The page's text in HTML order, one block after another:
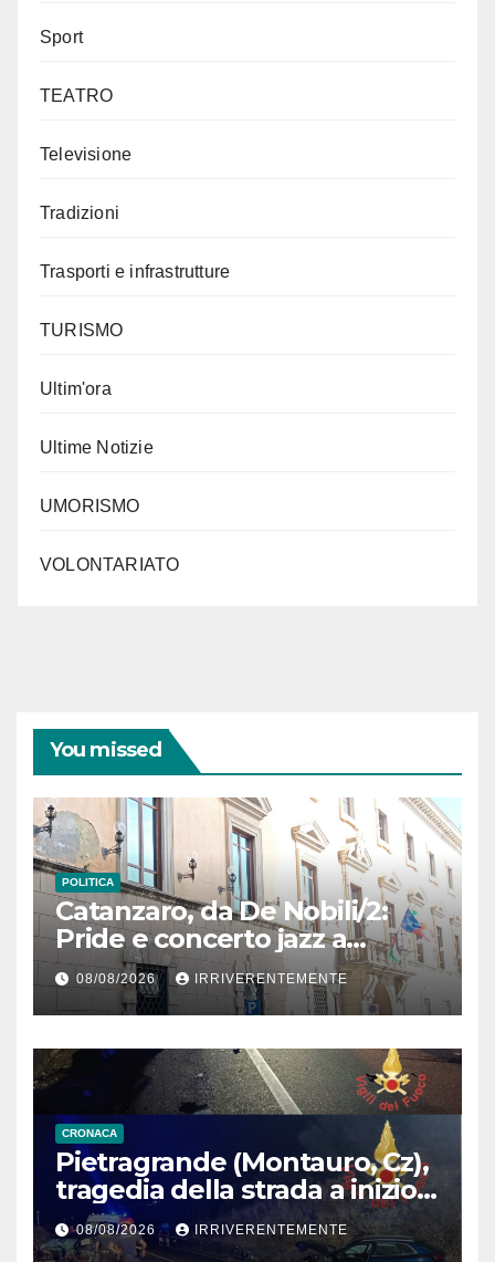
Sport
TEATRO
Televisione
Tradizioni
Trasporti e infrastrutture
TURISMO
Ultim'ora
Ultime Notizie
UMORISMO
VOLONTARIATO
You missed
POLITICA
Catanzaro, da De Nobili/2:
Pride e concerto jazz a
Bellavista: le modifiche a
viabilità e sosta in vigore oggi
08/08/2026 IRRIVERENTEMENTE
CRONACA
Pietragrande (Montauro, Cz),
tragedia della strada a inizio
secondo weekend estivo.
Morte sulla Ss106
08/08/2026 IRRIVERENTEMENTE